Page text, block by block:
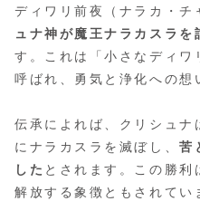
ディワリ前夜（ナラカ・チ
ュナ神が魔王ナラカスラを
す。これは「小さなディ
呼ばれ、勇気と浄化への想
伝承によれば、クリシュナ
にナラカスラを滅ぼし、苦
した とされます。この勝利
解放する象徴ともされてい